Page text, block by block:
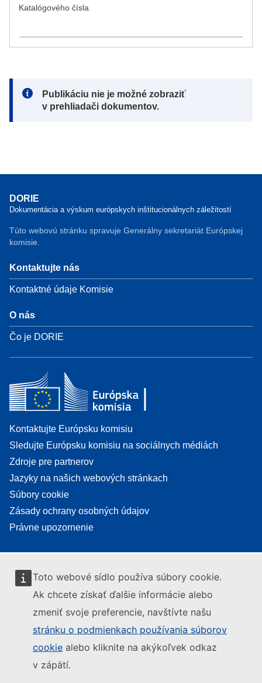
Toto webové sídlo používa súbory cookie.
Ak chcete získať ďalšie informácie alebo
zmeniť svoje preferencie, navštívte našu
stránku o podmienkach používania súborov
cookie alebo kliknite na akýkoľvek odkaz
v zápätí.
Katalógového čísla
Note:
Publikáciu nie je možné zobraziť
v prehliadači dokumentov.
DORIE
Dokumentácia a výskum európskych inštitucionálnych záležitostí
Túto webovú stránku spravuje Generálny sekretariát Európskej
komisie.
Kontaktujte nás
Kontaktné údaje Komisie
O nás
Čo je DORIE
Kontaktujte Európsku komisiu
Sledujte Európsku komisiu na sociálnych médiách
Zdroje pre partnerov
Jazyky na našich webových stránkach
Súbory cookie
Zásady ochrany osobných údajov
Právne upozornenie